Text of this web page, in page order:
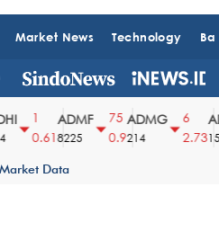
Market News Technology
0.61
ADMF
8225
75
0.9
ADMG
214
2.73
Data